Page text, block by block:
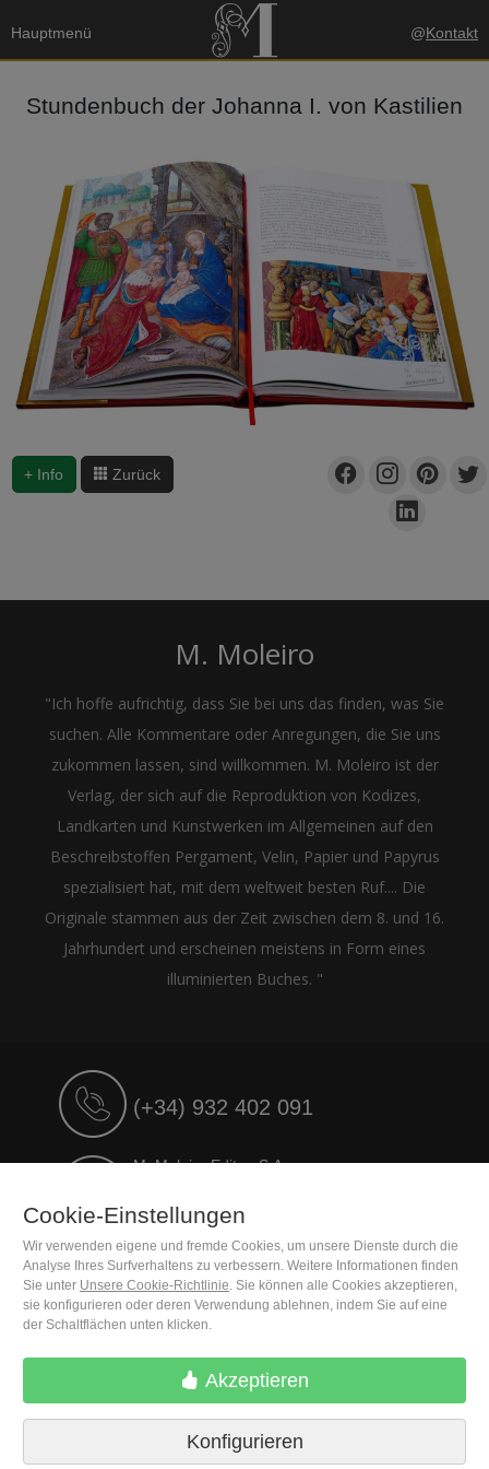
Hauptmenü @Kontakt
Stundenbuch der Johanna I. von Kastilien
+ Info Zurück
M. Moleiro
"Ich hoffe aufrichtig, dass Sie bei uns das finden, was Sie
suchen. Alle Kommentare oder Anregungen, die Sie uns
zukommen lassen, sind willkommen. M. Moleiro ist der
Verlag, der sich auf die Reproduktion von Kodizes,
Landkarten und Kunstwerken im Allgemeinen auf den
Beschreibstoffen Pergament, Velin, Papier und Papyrus
spezialisiert hat, mit dem weltweit besten Ruf.... Die
Originale stammen aus der Zeit zwischen dem 8. und 16.
Jahrhundert und erscheinen meistens in Form eines
illuminierten Buches. "
(+34) 932 402 091
M. Moleiro Editor, S.A.
E08021 Barcelona (Spain)
Lieferbedingungen
Cookie-Einstellungen
Cookie-Einstellungen
Wir verwenden eigene und fremde Cookies, um unsere Dienste durch die
Analyse Ihres Surfverhaltens zu verbessern. Weitere Informationen finden
Sie unter Unsere Cookie-Richtlinie. Sie können alle Cookies akzeptieren,
sie konfigurieren oder deren Verwendung ablehnen, indem Sie auf eine
der Schaltflächen unten klicken.
Akzeptieren
Konfigurieren